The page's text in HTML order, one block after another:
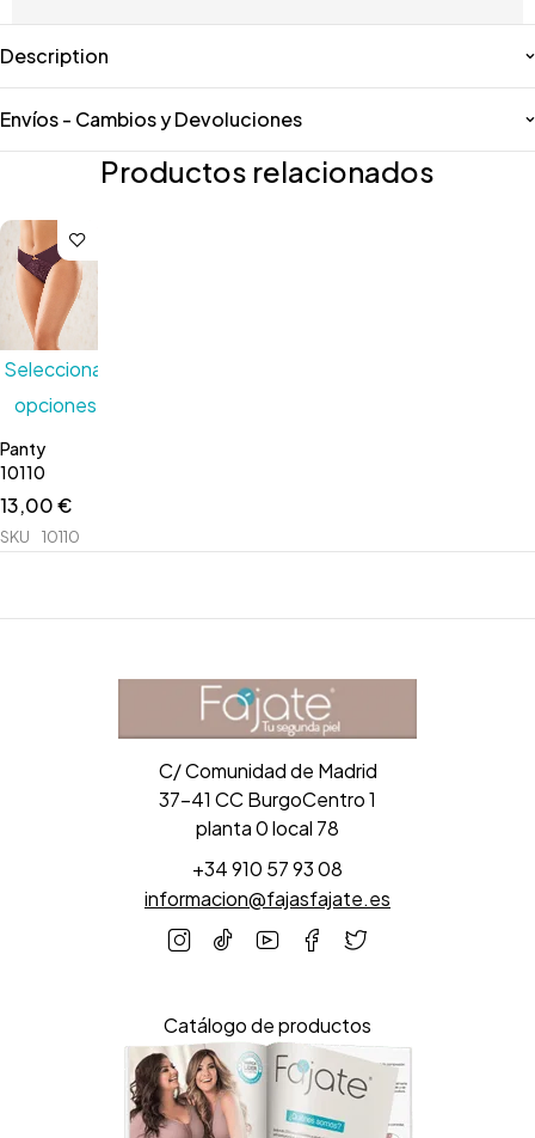
Description
Envíos - Cambios y Devoluciones
Productos relacionados
Seleccionar
opciones
Panty
10110
13,00€
SKU 10110
C/ Comunidad de Madrid
37-41 CC BurgoCentro 1
planta 0 local 78
+34 910 57 93 08
informacion@fajasfajate.es
Catálogo de productos